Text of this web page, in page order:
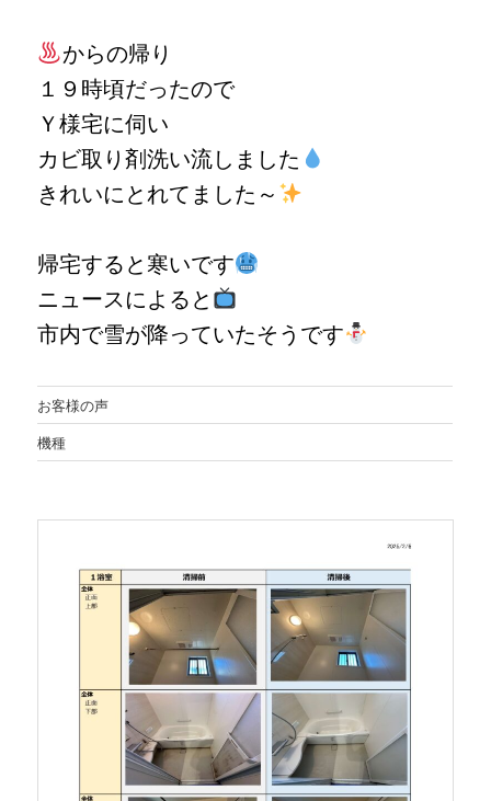
からの帰り
１９時頃だったので
Ｙ様宅に伺い
カビ取り剤洗い流しました
きれいにとれてました～
帰宅すると寒いです
ニュースによると
市内で雪が降っていたそうです
お客様の声
機種